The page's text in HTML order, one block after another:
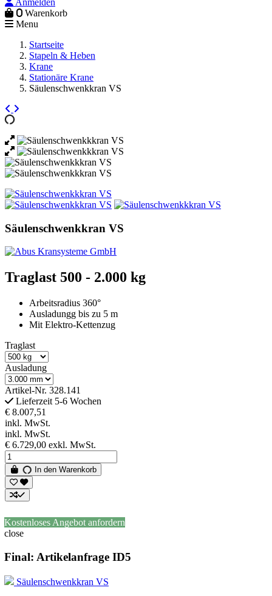
Anmelden
0 Warenkorb
Menu
Startseite
Stapeln & Heben
Krane
Stationäre Krane
Säulenschwenkkran VS
Säulenschwenkkran VS
Traglast 500 - 2.000 kg
Arbeitsradius 360°
Ausladungg bis zu 5 m
Mit Elektro-Kettenzug
Traglast
Ausladung
Artikel-Nr. 328.141
Lieferzeit 5-6 Wochen
€ 8.007,51
inkl. MwSt.
inkl. MwSt.
€ 6.729,00 exkl. MwSt.
In den Warenkorb
Kostenloses Angebot anfordern
close
Final: Artikelanfrage ID5
Säulenschwenkkran VS